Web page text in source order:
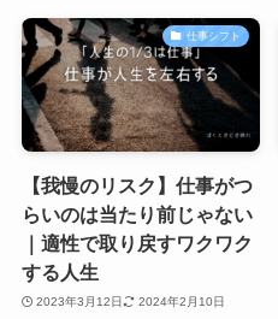
仕事シフト
【我慢のリスク】仕事がつ
らいのは当たり前じゃない
｜適性で取り戻すワクワク
する人生
2023年3月12日 2024年2月10日